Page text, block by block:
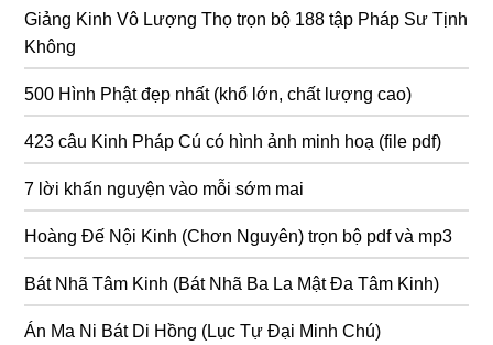
Giảng Kinh Vô Lượng Thọ trọn bộ 188 tập Pháp Sư Tịnh
Không
500 Hình Phật đẹp nhất (khổ lớn, chất lượng cao)
423 câu Kinh Pháp Cú có hình ảnh minh hoạ (file pdf)
7 lời khấn nguyện vào mỗi sớm mai
Hoàng Đế Nội Kinh (Chơn Nguyên) trọn bộ pdf và mp3
Bát Nhã Tâm Kinh (Bát Nhã Ba La Mật Đa Tâm Kinh)
Án Ma Ni Bát Di Hồng (Lục Tự Đại Minh Chú)